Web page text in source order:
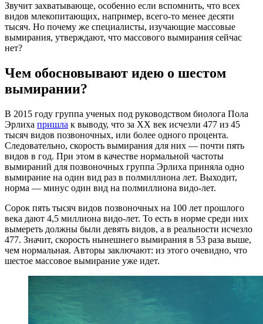
Звучит захватывающе, особенно если вспомнить, что всех
видов млекопитающих, например, всего-то менее десяти
тысяч. Но почему же специалисты, изучающие массовые
вымирания, утверждают, что массового вымирания сейчас
нет?
Чем обосновывают идею о шестом
вымирании?
В 2015 году группа ученых под руководством биолога Пола
Эрлиха пришла к выводу, что за XX век исчезли 477 из 45
тысяч видов позвоночных, или более одного процента.
Следовательно, скорость вымирания для них — почти пять
видов в год. При этом в качестве нормальной частоты
вымираний для позвоночных группа Эрлиха приняла одно
вымирание на один вид раз в полмиллиона лет. Выходит,
норма — минус один вид на полмиллиона видо-лет.
Сорок пять тысяч видов позвоночных на 100 лет прошлого
века дают 4,5 миллиона видо-лет. То есть в норме среди них
вымереть должны были девять видов, а в реальности исчезло
477. Значит, скорость нынешнего вымирания в 53 раза выше,
чем нормальная. Авторы заключают: из этого очевидно, что
шестое массовое вымирание уже идет.